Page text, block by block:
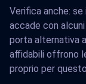
Verifica anche:
accade con
porta alternativa
affidabili offrono
proprio per